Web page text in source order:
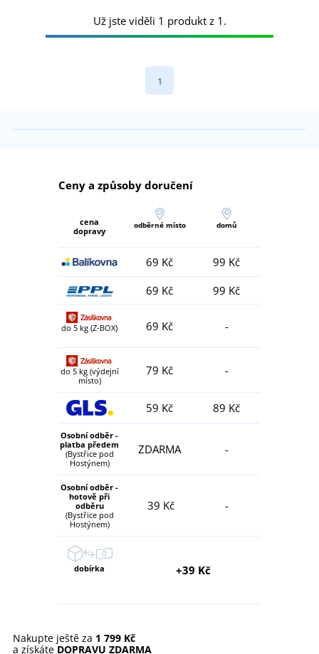
Už jste viděli 1 produkt z 1.
1
Ceny a způsoby doručení
cena
dopravy
odběrné místo domů
69 Kč
99 Kč
69 Kč
99 Kč
do 5 kg (Z-BOX) 69 Kč -
do 5 kg (výdejní
místo)
79 Kč -
59 Kč 89 Kč
Osobní odběr -
platba předem
(Bystřice pod
Hostýnem)
ZDARMA -
Osobní odběr -
hotově při
odběru
(Bystřice pod
Hostýnem)
39 Kč -
dobírka +39 Kč
Nakupte ještě za 1 799 Kč
a získáte DOPRAVU ZDARMA